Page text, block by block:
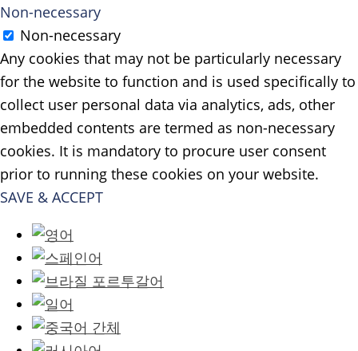
Non-necessary
Non-necessary
Any cookies that may not be particularly necessary
for the website to function and is used specifically to
collect user personal data via analytics, ads, other
embedded contents are termed as non-necessary
cookies. It is mandatory to procure user consent
prior to running these cookies on your website.
SAVE & ACCEPT